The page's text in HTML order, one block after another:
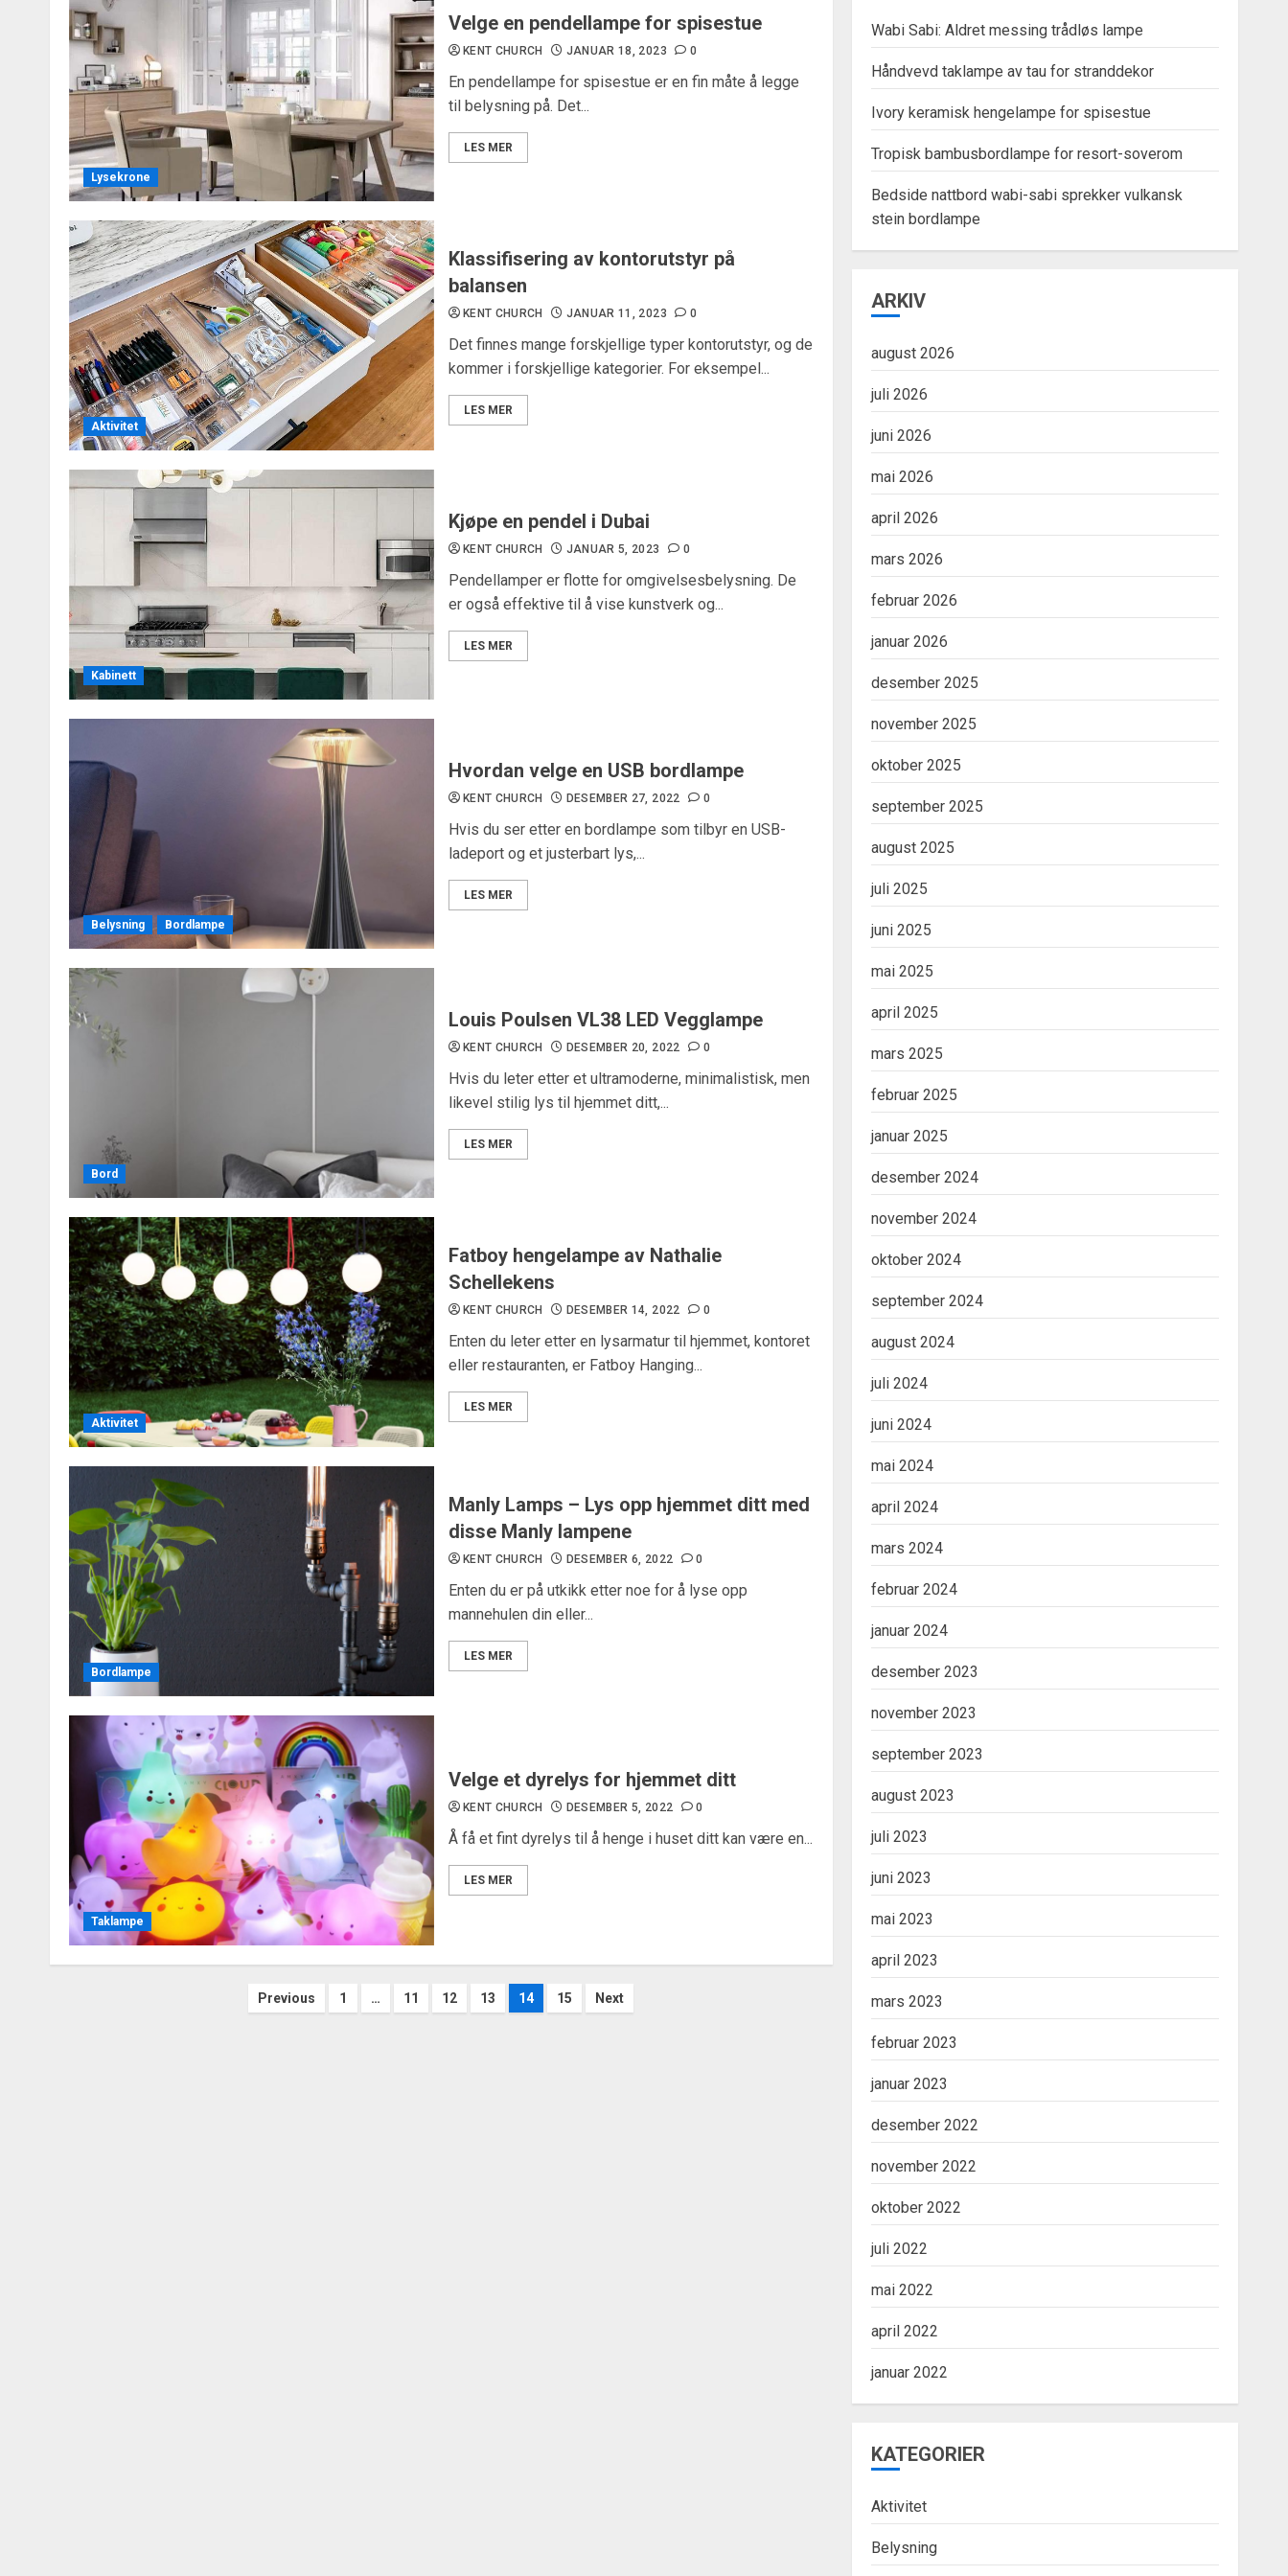
Lysekrone
Velge en pendellampe for spisestue
KENT CHURCH JANUAR 18, 2023 0
En pendellampe for spisestue er en fin måte å legge
til belysning på. Det...
LES MER
Aktivitet
Klassifisering av kontorutstyr på
balansen
KENT CHURCH JANUAR 11, 2023 0
Det finnes mange forskjellige typer kontorutstyr, og de
kommer i forskjellige kategorier. For eksempel...
LES MER
Kabinett
Kjøpe en pendel i Dubai
KENT CHURCH JANUAR 5, 2023 0
Pendellamper er flotte for omgivelsesbelysning. De
er også effektive til å vise kunstverk og...
LES MER
Belysning Bordlampe
Hvordan velge en USB bordlampe
KENT CHURCH DESEMBER 27, 2022 0
Hvis du ser etter en bordlampe som tilbyr en USB-
ladeport og et justerbart lys,...
LES MER
Bord
Louis Poulsen VL38 LED Vegglampe
KENT CHURCH DESEMBER 20, 2022 0
Hvis du leter etter et ultramoderne, minimalistisk, men
likevel stilig lys til hjemmet ditt,...
LES MER
Aktivitet
Fatboy hengelampe av Nathalie
Schellekens
KENT CHURCH DESEMBER 14, 2022 0
Enten du leter etter en lysarmatur til hjemmet, kontoret
eller restauranten, er Fatboy Hanging...
LES MER
Bordlampe
Manly Lamps – Lys opp hjemmet ditt med
disse Manly lampene
KENT CHURCH DESEMBER 6, 2022 0
Enten du er på utkikk etter noe for å lyse opp
mannehulen din eller...
LES MER
Taklampe
Velge et dyrelys for hjemmet ditt
KENT CHURCH DESEMBER 5, 2022 0
Å få et fint dyrelys til å henge i huset ditt kan være en...
LES MER
Sidepaginering
Previous 1 … 11 12 13 14 15 Next
Wabi Sabi: Aldret messing trådløs lampe
Håndvevd taklampe av tau for stranddekor
Ivory keramisk hengelampe for spisestue
Tropisk bambusbordlampe for resort-soverom
Bedside nattbord wabi-sabi sprekker vulkansk
stein bordlampe
ARKIV
august 2026
juli 2026
juni 2026
mai 2026
april 2026
mars 2026
februar 2026
januar 2026
desember 2025
november 2025
oktober 2025
september 2025
august 2025
juli 2025
juni 2025
mai 2025
april 2025
mars 2025
februar 2025
januar 2025
desember 2024
november 2024
oktober 2024
september 2024
august 2024
juli 2024
juni 2024
mai 2024
april 2024
mars 2024
februar 2024
januar 2024
desember 2023
november 2023
september 2023
august 2023
juli 2023
juni 2023
mai 2023
april 2023
mars 2023
februar 2023
januar 2023
desember 2022
november 2022
oktober 2022
juli 2022
mai 2022
april 2022
januar 2022
KATEGORIER
Aktivitet
Belysning